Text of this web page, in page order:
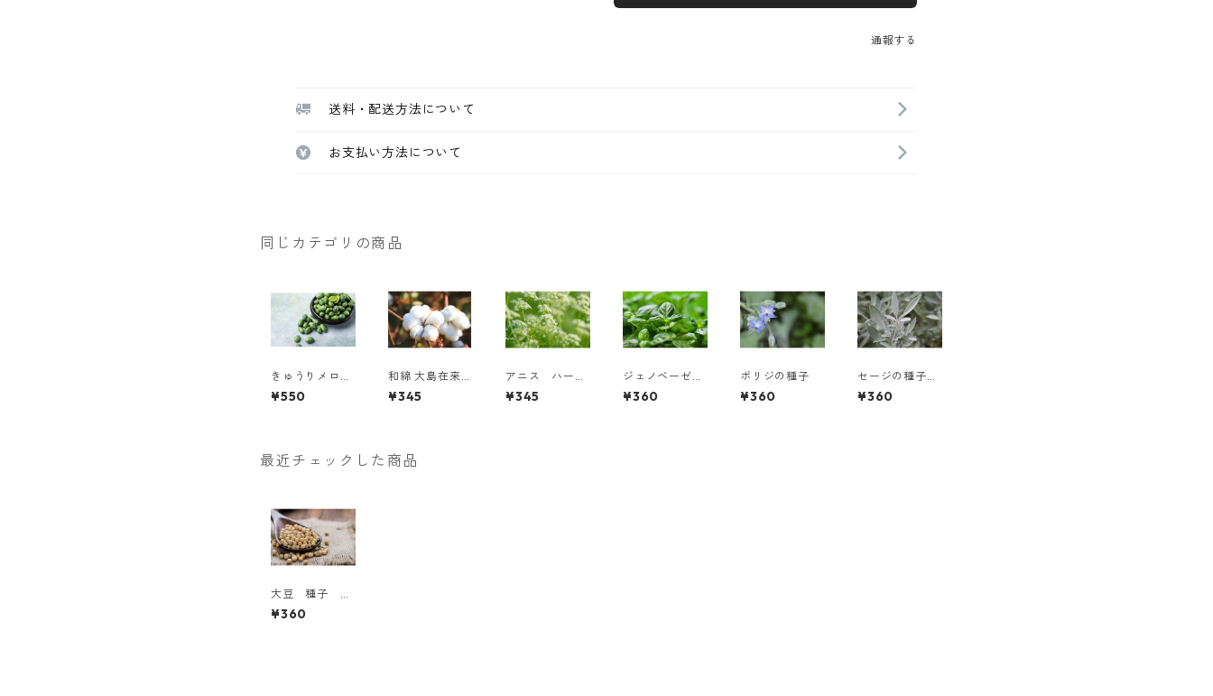
通報する
送料・配送方法について
お支払い方法について
同じカテゴリの商品
きゅうりメロン
マイクロキュウ
リ 種子
¥550
和綿 大島在来
自然農法 種子
¥345
アニス ハーブ
種 有機種子
¥345
ジェノベーゼバ
ジルの種子
¥360
ボリジの種子
¥360
セージの種子
バイオダイナミ
ック農法
¥360
最近チェックした商品
大豆 種子 た
ねの森
¥360